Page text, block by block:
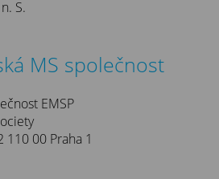
S.
MS společnost
EMSP
110 00 Praha 1